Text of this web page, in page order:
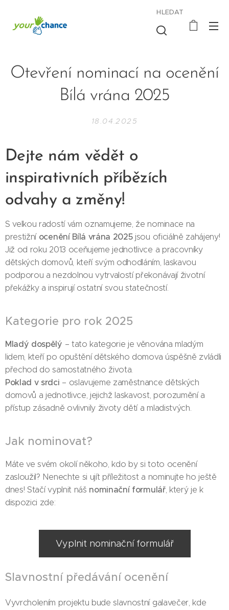
HLEDAT
Otevření nominací na ocenění
Bílá vrána 2025
18.04.2025
Dejte nám vědět o
inspirativních příbězích
odvahy a změny!
S velkou radostí vám oznamujeme, že nominace na
prestižní ocenění Bílá vrána 2025jsou oficiálně zahájeny!
Již od roku 2013 oceňujeme jednotlivce a pracovníky
dětských domovů, kteří svým odhodláním, laskavou
podporou a nezdolnou vytrvalostí překonávají životní
překážky a inspirují ostatní svou statečností.
Kategorie pro rok 2025
Mladý dospělý – tato kategorie je věnována mladým
lidem, kteří po opuštění dětského domova úspěšně zvládli
přechod do samostatného života.
Poklad v srdci – oslavujeme zaměstnance dětských
domovů a jednotlivce, jejichž laskavost, porozumění a
přístup zásadně ovlivnily životy dětí a mladistvých.
Jak nominovat?
Máte ve svém okolí někoho, kdo by si toto ocenění
zasloužil? Nenechte si ujít příležitost a nominujte ho ještě
dnes! Stačí vyplnit náš nominační formulář, který je k
dispozici zde:
Vyplnit nominační formulář
Slavnostní předávání ocenění
Vyvrcholením projektu bude slavnostní galavečer, kde